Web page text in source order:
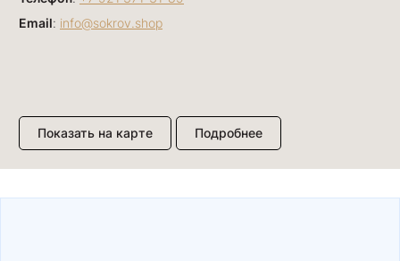
Email: info@sokrov.shop
Показать на карте Подробнее